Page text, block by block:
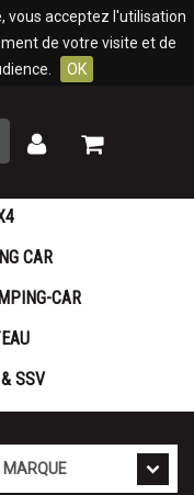
vous acceptez l'utilisation
de votre visite et de
OK
Rechercher
Mon
Mon
CAR
CAR
SSV